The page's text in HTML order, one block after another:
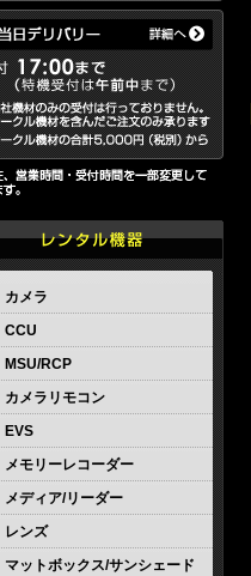
カメラ
CCU
MSU/RCP
カメラリモコン
EVS
メモリーレコーダー
メディア/リーダー
レンズ
マットボックス/サンシェード